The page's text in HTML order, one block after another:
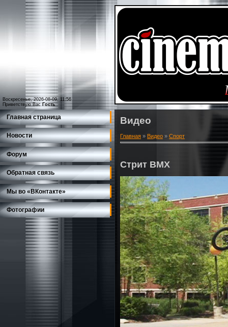
Воскресенье, 2026-08-09, 11:56
Приветствую Вас Гость
Главная страница
Новости
Форум
Обратная связь
Мы во «ВКонтакте»
Фотографии
Видео
Главная » Видео » Спорт
Стрит BMX